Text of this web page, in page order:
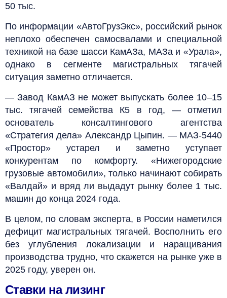
50 тыс.
По информации «АвтоГрузЭкс», российский рынок
неплохо обеспечен самосвалами и специальной
техникой на базе шасси КамАЗа, МАЗа и «Урала»,
однако в сегменте магистральных тягачей
ситуация заметно отличается.
— Завод КамАЗ не может выпускать более 10–15
тыс. тягачей семейства К5 в год, — отметил
основатель консалтингового агентства
«Стратегия дела» Александр Цыпин. — МАЗ-5440
«Простор» устарел и заметно уступает
конкурентам по комфорту. «Нижегородские
грузовые автомобили», только начинают собирать
«Валдай» и вряд ли выдадут рынку более 1 тыс.
машин до конца 2024 года.
В целом, по словам эксперта, в России наметился
дефицит магистральных тягачей. Восполнить его
без углубления локализации и наращивания
производства трудно, что скажется на рынке уже в
2025 году, уверен он.
Ставки на лизинг